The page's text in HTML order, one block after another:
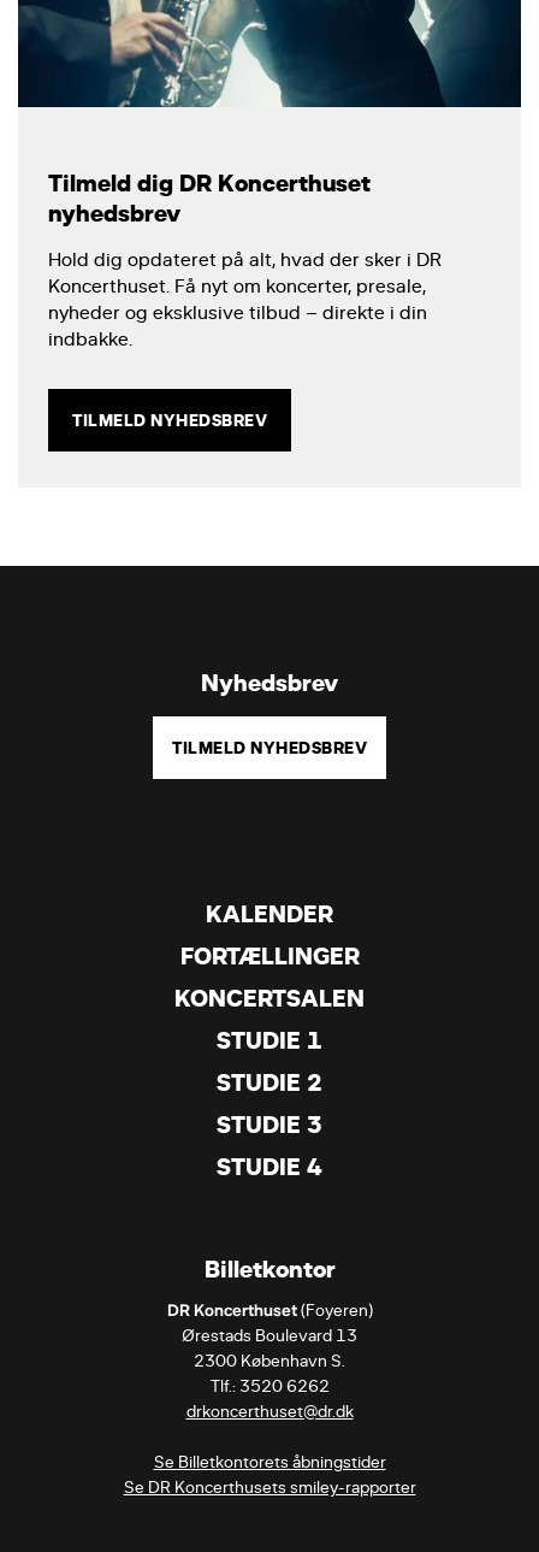
Tilmeld dig DR Koncerthuset
nyhedsbrev
Hold dig opdateret på alt, hvad der sker i DR
Koncerthuset. Få nyt om koncerter, presale,
nyheder og eksklusive tilbud – direkte i din
indbakke.
TILMELD NYHEDSBREV
KALENDER
FORTÆLLINGER
KONCERTSALEN
STUDIE 1
STUDIE 2
STUDIE 3
STUDIE 4
Nyhedsbrev
TILMELD NYHEDSBREV
Billetkontor
DR Koncerthuset (Foyeren)
Ørestads Boulevard 13
2300 København S.
drkoncerthuset@dr.dk
Se Billetkontorets åbningstider
Se DR Koncerthusets smiley-rapporter